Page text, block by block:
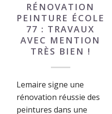
RÉNOVATION
PEINTURE ÉCOLE
77 : TRAVAUX
AVEC MENTION
TRÈS BIEN !
Lemaire signe une
rénovation réussie des
peintures dans une